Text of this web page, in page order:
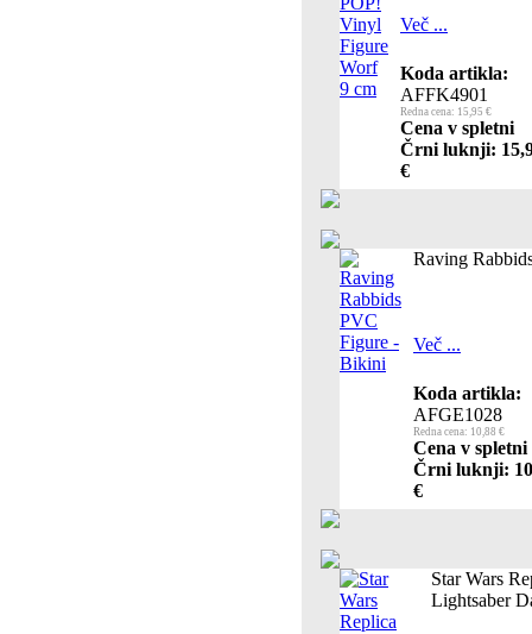
Več ...
Koda artikla:
AFFK4901
Redna cena: 15,95 €
Cena v spletni
Črni luknji:
€
Raving
Več ...
Koda artikla:
AFGE1028
Redna cena: 10,88 €
Cena v spletni
Črni luknji:
€
Star Wars
Lightsaber